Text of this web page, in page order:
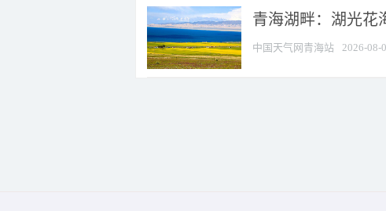
青海湖畔：湖光花
中国天气网青海站 2026-08-